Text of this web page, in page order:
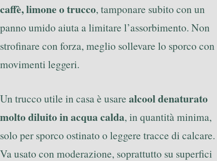
caffè, limone o trucco, tamponare subito con un
panno umido aiuta a limitare l’assorbimento. Non
strofinare con forza, meglio sollevare lo sporco con
movimenti leggeri.
Un trucco utile in casa è usare alcool denaturato
molto diluito in acqua calda, in quantità minima,
solo per sporco ostinato o leggere tracce di calcare.
Va usato con moderazione, soprattutto su superfici